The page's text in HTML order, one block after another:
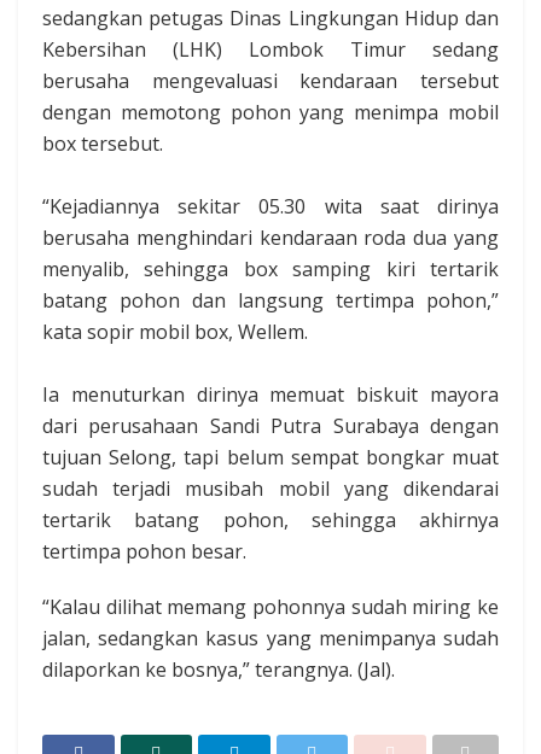
sedangkan petugas Dinas Lingkungan Hidup dan
Kebersihan (LHK) Lombok Timur sedang
berusaha mengevaluasi kendaraan tersebut
dengan memotong pohon yang menimpa mobil
box tersebut.
“Kejadiannya sekitar 05.30 wita saat dirinya
berusaha menghindari kendaraan roda dua yang
menyalib, sehingga box samping kiri tertarik
batang pohon dan langsung tertimpa pohon,”
kata sopir mobil box, Wellem.
Ia menuturkan dirinya memuat biskuit mayora
dari perusahaan Sandi Putra Surabaya dengan
tujuan Selong, tapi belum sempat bongkar muat
sudah terjadi musibah mobil yang dikendarai
tertarik batang pohon, sehingga akhirnya
tertimpa pohon besar.
“Kalau dilihat memang pohonnya sudah miring ke
jalan, sedangkan kasus yang menimpanya sudah
dilaporkan ke bosnya,” terangnya. (Jal).